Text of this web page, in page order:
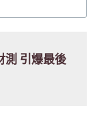
測 引爆最後